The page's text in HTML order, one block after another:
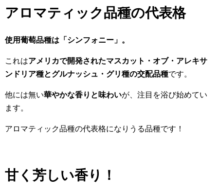
アロマティック品種の代表格
使用葡萄品種は「シンフォニー」。
これはアメリカで開発されたマスカット・オブ・アレキサ
ンドリア種とグルナッシュ・グリ種の交配品種です。
他には無い華やかな香りと味わいが、注目を浴び始めてい
ます。
アロマティック品種の代表格になりうる品種です！
甘く芳しい香り！